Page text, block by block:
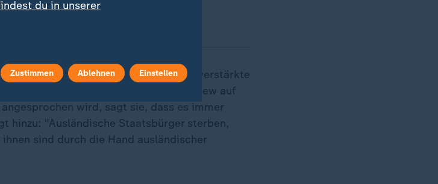
Bewegung, Jacinta Ngobese-Zuma, verstärkte
im Land. Als sie in einem Interview auf
wird, sagt sie, dass es immer
hinzu: "Ausländische Staatsbürger sterben,
sind durch die Hand ausländischer
du in unserer
Zustimmen Ablehnen Einstellen